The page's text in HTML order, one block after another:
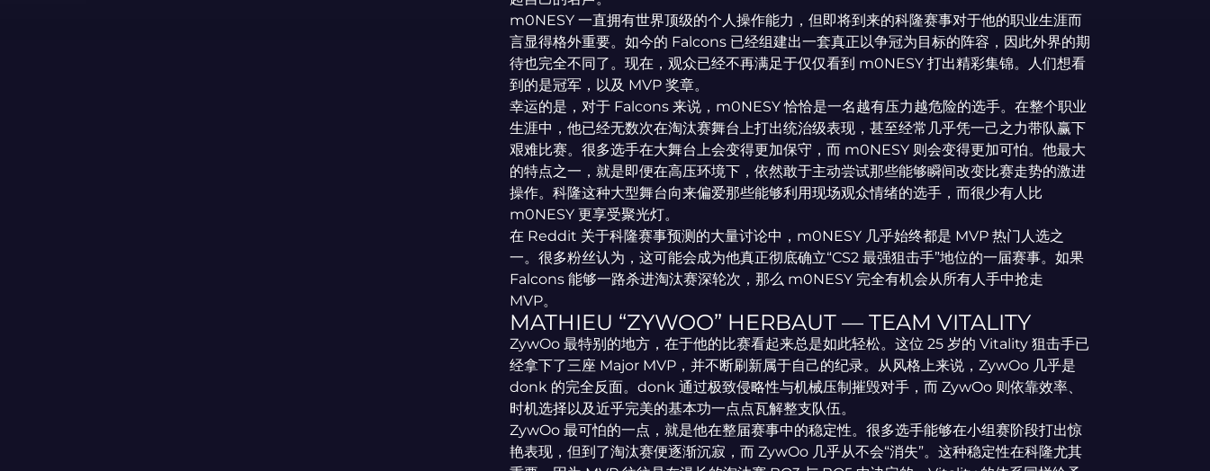
m0NESY 一直拥有世界顶级的个人操作能力，但即将到来的科隆赛事对于他的职业生涯而
言显得格外重要。如今的 Falcons 已经组建出一套真正以争冠为目标的阵容，因此外界的期
待也完全不同了。现在，观众已经不再满足于仅仅看到 m0NESY 打出精彩集锦。人们想看
到的是冠军，以及 MVP 奖章。
幸运的是，对于 Falcons 来说，m0NESY 恰恰是一名越有压力越危险的选手。在整个职业
生涯中，他已经无数次在淘汰赛舞台上打出统治级表现，甚至经常几乎凭一己之力带队赢下
艰难比赛。很多选手在大舞台上会变得更加保守，而 m0NESY 则会变得更加可怕。他最大
的特点之一，就是即便在高压环境下，依然敢于主动尝试那些能够瞬间改变比赛走势的激进
操作。科隆这种大型舞台向来偏爱那些能够利用现场观众情绪的选手，而很少有人比
m0NESY 更享受聚光灯。
在 Reddit 关于科隆赛事预测的大量讨论中，m0NESY 几乎始终都是 MVP 热门人选之
一。很多粉丝认为，这可能会成为他真正彻底确立“CS2 最强狙击手”地位的一届赛事。如果
Falcons 能够一路杀进淘汰赛深轮次，那么 m0NESY 完全有机会从所有人手中抢走
MVP。
MATHIEU “ZYWOO” HERBAUT — TEAM VITALITY
ZywOo 最特别的地方，在于他的比赛看起来总是如此轻松。这位 25 岁的 Vitality 狙击手已
经拿下了三座 Major MVP，并不断刷新属于自己的纪录。从风格上来说，ZywOo 几乎是
donk 的完全反面。donk 通过极致侵略性与机械压制摧毁对手，而 ZywOo 则依靠效率、
时机选择以及近乎完美的基本功一点点瓦解整支队伍。
ZywOo 最可怕的一点，就是他在整届赛事中的稳定性。很多选手能够在小组赛阶段打出惊
艳表现，但到了淘汰赛便逐渐沉寂，而 ZywOo 几乎从不会“消失”。这种稳定性在科隆尤其